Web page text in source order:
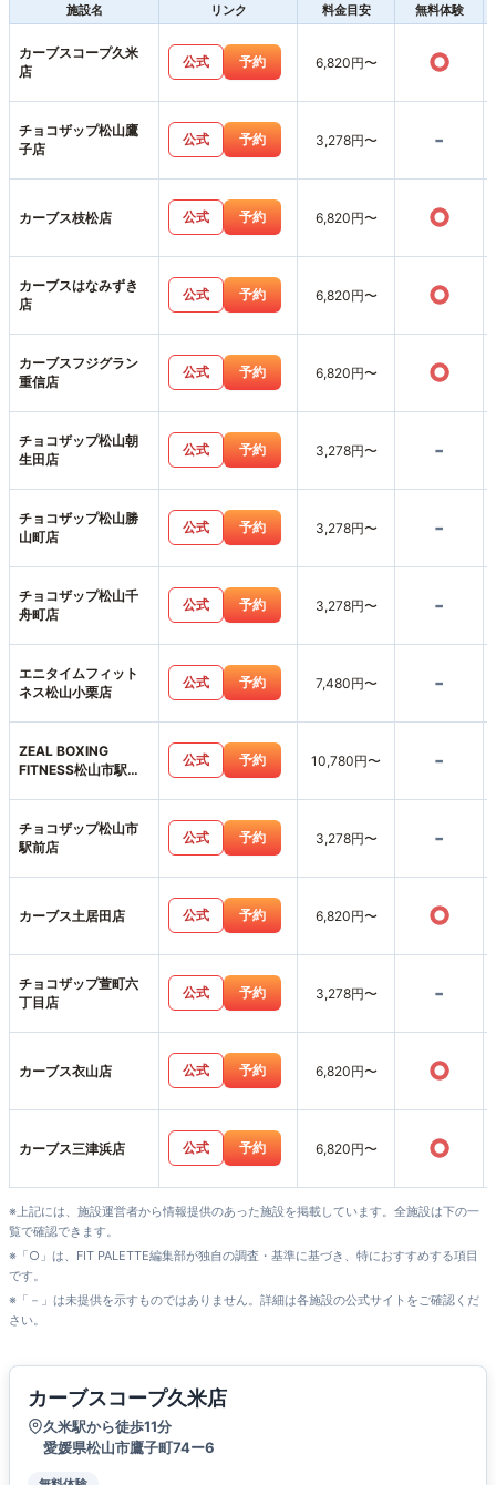
施設名
リンク 料金目安 無料体験
カーブスコープ久米
店
公式 予約 6,820円〜 ○
チョコザップ松山鷹
子店
公式 予約 3,278円〜 -
カーブス枝松店 公式 予約 6,820円〜 ○
カーブスはなみずき
店
公式 予約 6,820円〜 ○
カーブスフジグラン
重信店
公式 予約 6,820円〜 ○
チョコザップ松山朝
生田店
公式 予約 3,278円〜 -
チョコザップ松山勝
山町店
公式 予約 3,278円〜 -
チョコザップ松山千
舟町店
公式 予約 3,278円〜 -
エニタイムフィット
ネス松山小栗店
公式 予約 7,480円〜 -
ZEAL BOXING
FITNESS松山市駅前
公式 予約 10,780円〜 -
チョコザップ松山市
駅前店
公式 予約 3,278円〜 -
カーブス土居田店 公式 予約 6,820円〜 ○
チョコザップ萱町六
丁目店
公式 予約 3,278円〜 -
カーブス衣山店 公式 予約 6,820円〜 ○
カーブス三津浜店 公式 予約 6,820円〜 ○
※上記には、施設運営者から情報提供のあった施設を掲載しています。全施設は下の一
覧で確認できます。
※「○」は、FIT PALETTE編集部が独自の調査・基準に基づき、特におすすめする項目
です。
※「－」は未提供を示すものではありません。詳細は各施設の公式サイトをご確認くだ
さい。
カーブスコープ久米店
久米駅から徒歩11分
愛媛県松山市鷹子町74ー6